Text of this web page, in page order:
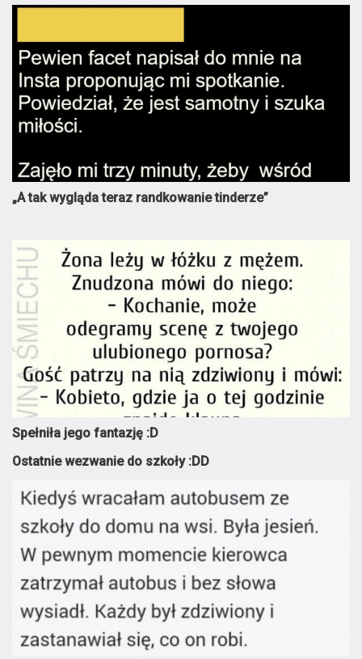
„A tak wygląda teraz randkowanie tinderze”
Spełniła jego fantazję :D
Ostatnie wezwanie do szkoły :DD